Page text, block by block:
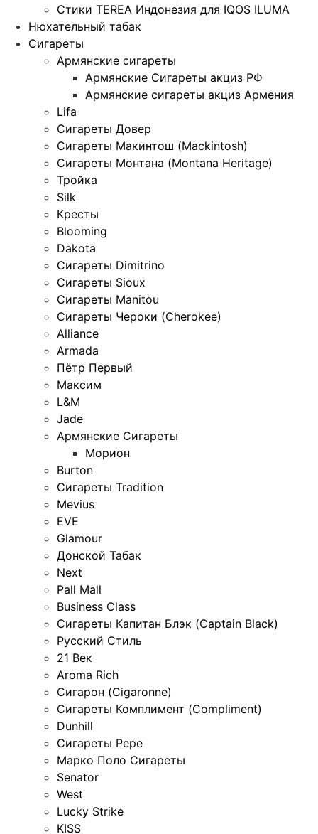
Стики TEREA Индонезия для IQOS ILUMA
Нюхательный табак
Сигареты
Армянские сигареты
Армянские Сигареты акциз РФ
Армянские сигареты акциз Армения
Lifa
Сигареты Довер
Сигареты Макинтош (Mackintosh)
Сигареты Монтана (Montana Heritage)
Тройка
Silk
Кресты
Blooming
Dakota
Сигареты Dimitrino
Сигареты Sioux
Сигареты Manitou
Сигареты Чероки (Cherokee)
Alliance
Armada
Пётр Первый
Максим
L&M
Jade
Армянские Сигареты
Морион
Burton
Сигареты Tradition
Mevius
EVE
Glamour
Донской Табак
Next
Pall Mall
Business Class
Сигареты Капитан Блэк (Captain Black)
Русский Стиль
21 Век
Aroma Rich
Сигарон (Cigaronne)
Сигареты Комплимент (Compliment)
Dunhill
Сигареты Pepe
Марко Поло Сигареты
Senator
West
Lucky Strike
KISS